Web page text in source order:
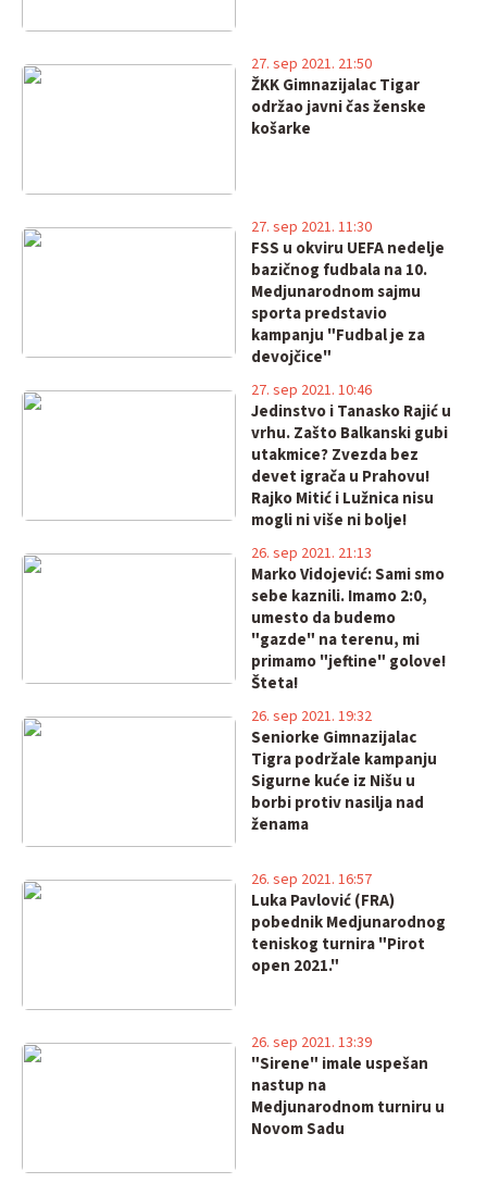
ŽKK Gimnazijalac Tigar
održao javni čas ženske
košarke
27. sep 2021. 21:50
FSS u okviru UEFA nedelje
bazičnog fudbala na 10.
Medjunarodnom sajmu
sporta predstavio
kampanju "Fudbal je za
devojčice"
27. sep 2021. 11:30
Jedinstvo i Tanasko Rajić u
vrhu. Zašto Balkanski gubi
utakmice? Zvezda bez
devet igrača u Prahovu!
Rajko Mitić i Lužnica nisu
mogli ni više ni bolje!
27. sep 2021. 10:46
Marko Vidojević: Sami smo
sebe kaznili. Imamo 2:0,
umesto da budemo
"gazde" na terenu, mi
primamo "jeftine" golove!
Šteta!
26. sep 2021. 21:13
Seniorke Gimnazijalac
Tigra podržale kampanju
Sigurne kuće iz Nišu u
borbi protiv nasilja nad
ženama
26. sep 2021. 19:32
Luka Pavlović (FRA)
pobednik Medjunarodnog
teniskog turnira "Pirot
open 2021."
26. sep 2021. 16:57
"Sirene" imale uspešan
nastup na
Medjunarodnom turniru u
Novom Sadu
26. sep 2021. 13:39